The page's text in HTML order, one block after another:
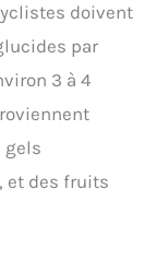
doivent
par
3 à 4
gels
et des fruits